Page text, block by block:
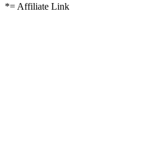
*= Affiliate Link